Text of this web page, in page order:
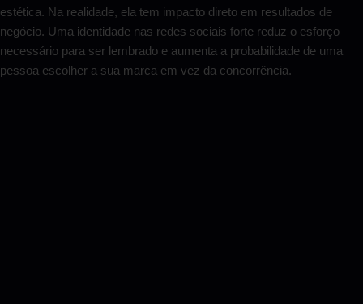
estética. Na realidade, ela tem impacto direto em resultados de
negócio. Uma identidade nas redes sociais forte reduz o esforço
necessário para ser lembrado e aumenta a probabilidade de uma
pessoa escolher a sua marca em vez da concorrência.